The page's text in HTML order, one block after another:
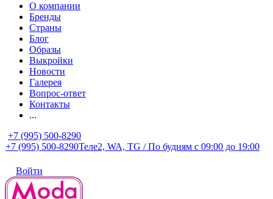
О компании
Бренды
Страны
Блог
Образы
Выкройки
Новости
Галерея
Вопрос-ответ
Контакты
...
+7 (995) 500-8290
+7 (995) 500-8290Теле2, WA, TG / По будням c 09:00 до 19:00
Войти